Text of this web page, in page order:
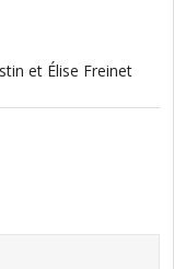
et Élise Freinet